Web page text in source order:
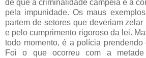
de que a criminalidade campeia e a
pela impunidade. Os maus
partem de setores que deveriam
e pelo cumprimento rigoroso da lei.
todo momento, é a polícia
Foi o que ocorreu com a